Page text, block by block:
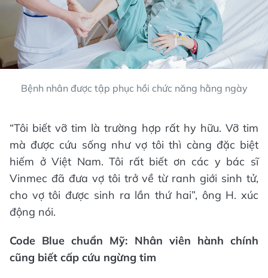
Bệnh nhân được tập phục hồi chức năng hằng ngày
“Tôi biết vỡ tim là trường hợp rất hy hữu. Vỡ tim
mà được cứu sống như vợ tôi thì càng đặc biệt
hiếm ở Việt Nam. Tôi rất biết ơn các y bác sĩ
Vinmec đã đưa vợ tôi trở về từ ranh giới sinh tử,
cho vợ tôi được sinh ra lần thứ hai”, ông H. xúc
động nói.
Code Blue chuẩn Mỹ: Nhân viên hành chính
cũng biết cấp cứu ngừng tim